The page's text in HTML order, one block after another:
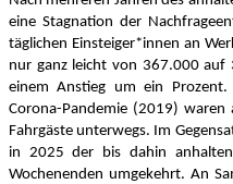
eine Stagnation der
täglichen Einsteiger*innen an
nur ganz leicht von 367.000 auf
einem Anstieg um ein
Corona-Pandemie (2019)
Fahrgäste unterwegs. Im
in 2025 der bis dahin
Wochenenden umgekehrt. An